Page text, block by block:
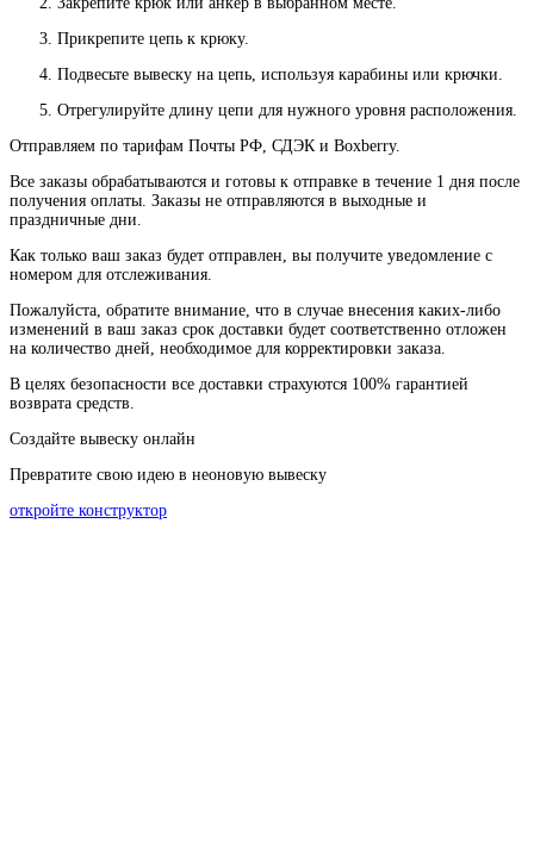
Прикрепите цепь к крюку.
Подвесьте вывеску на цепь, используя карабины или крючки.
Отрегулируйте длину цепи для нужного уровня расположения.
Отправляем по тарифам Почты РФ, СДЭК и Boxberry.
Все заказы обрабатываются и готовы к отправке в течение 1 дня после
получения оплаты Заказы не отправляются в выходные и
праздничные дни
Как только ваш заказ будет отправлен вы получите уведомление с
номером для отслеживания
Пожалуйста , обратите внимание что в случае внесения каких-либо
изменений в ваш заказ срок доставки будет соответственно отложен
на количество дней необходимое для корректировки заказа
В целях безопасности все доставки страхуются 100% гарантией
возврата средств.
Создайте вывеску онлайн
Превратите свою идею в неоновую вывеску
откройте конструктор